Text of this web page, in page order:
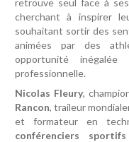
cherchant à inspirer
souhaitant sortir des
animées par des
opportunité
professionnelle.
Nicolas Fleury,
Rancon, traileur
et formateur en
conférenciers